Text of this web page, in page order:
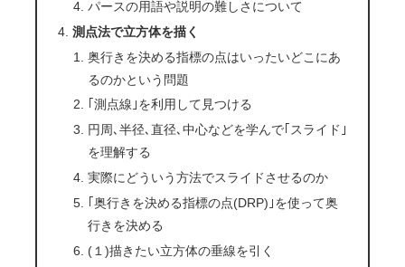
パースの用語や説明の難しさについて
測点法で立方体を描く
奥行きを決める指標の点はいったいどこにあ
るのかという問題
｢測点線｣を利用して見つける
円周､半径､直径､中心などを学んで｢スライド｣
を理解する
実際にどういう方法でスライドさせるのか
｢奥行きを決める指標の点(DRP)｣を使って奥
行きを決める
(１)描きたい立方体の垂線を引く